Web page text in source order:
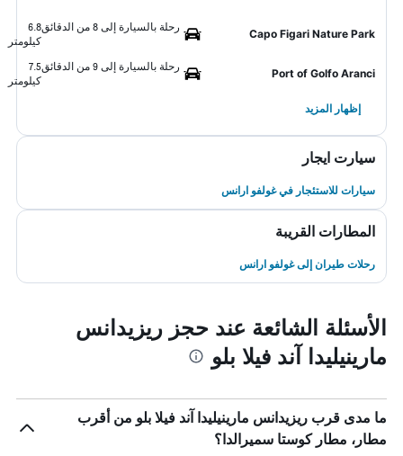
Capo Figari Nature Park
رحلة بالسيارة إلى 8 من الدقائق
6.8
كيلومتر
Port of Golfo Aranci
رحلة بالسيارة إلى 9 من الدقائق
7.5
كيلومتر
إظهار المزيد
سيارت ايجار
سيارات للاستئجار في غولفو ارانس
المطارات القريبة
رحلات طيران إلى غولفو ارانس
الأسئلة الشائعة عند حجز ريزيدانس
مارينيليدا آند فيلا بلو
ما مدى قرب ريزيدانس مارينيليدا آند فيلا بلو من أقرب
مطار، مطار كوستا سميرالدا؟